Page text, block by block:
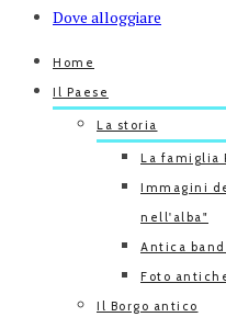
Dove alloggiare
Home
Il Paese
La storia
La famiglia
Immagini
nell'alba"
Antica
Foto
Il Borgo antico